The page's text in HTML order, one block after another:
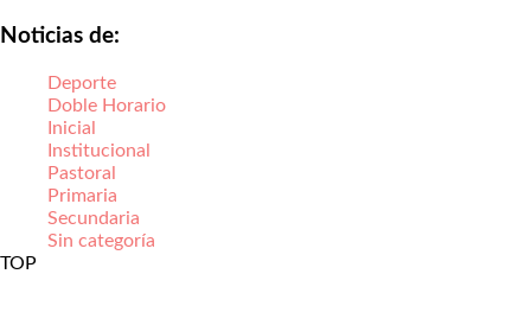
Noticias de:
Deporte
Doble Horario
Inicial
Institucional
Pastoral
Primaria
Secundaria
Sin categoría
TOP